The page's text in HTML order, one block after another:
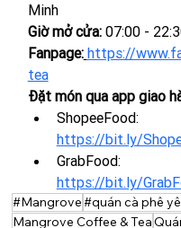
Minh
Giờ mở cửa: 07:00 -
Fanpage: https://
tea
Đặt món qua app giao
ShopeeFood:
https://bit.ly/
GrabFood:
https://bit.ly/
#Mangrove#quán cà phê
Mangrove Coffee & Tea